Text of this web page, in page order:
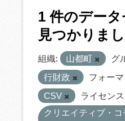
1 件のデー
見つかりま
組織: 山都町
グ
行財政
フォー
CSV
ライセン
クリエイティブ・